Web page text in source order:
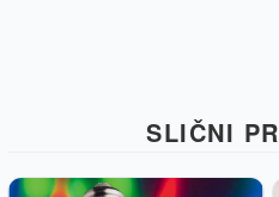
SLIČNI